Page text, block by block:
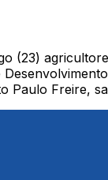
(23)
Paulo Freire,